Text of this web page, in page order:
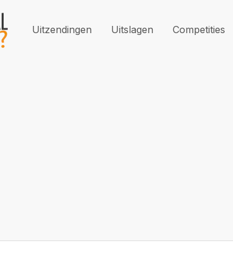
Uitzendingen Uitslagen Competities